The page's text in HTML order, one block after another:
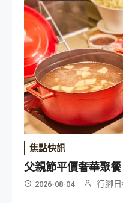
焦點快訊
父親節平價奢華聚
2026-08-04 行腳日